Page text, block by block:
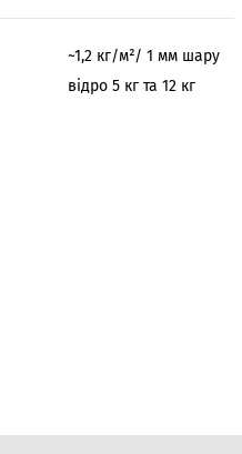
~1,2 кг/м²/ 1 мм шару
відро 5 кг та 12 кг